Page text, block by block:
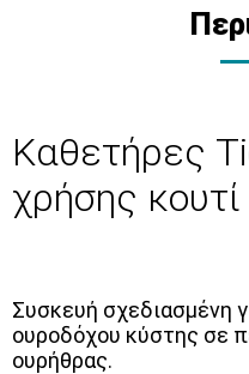
Καθετήρες
χρήσης
Συσκευή σχεδιασμένη
ουροδόχου κύστης σε
ουρήθρας.